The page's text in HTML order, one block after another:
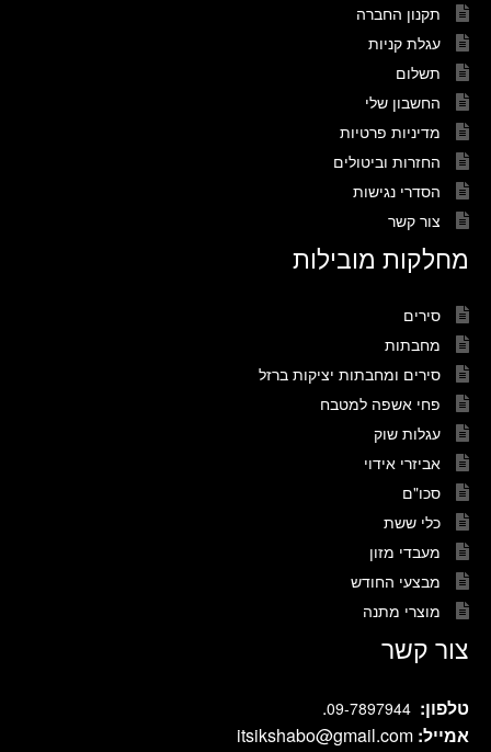
תקנון החברה
עגלת קניות
תשלום
החשבון שלי
מדיניות פרטיות
החזרות וביטולים
הסדרי נגישות
צור קשר
מחלקות מובילות
סירים
מחבתות
סירים ומחבתות יציקות ברזל
פחי אשפה למטבח
עגלות שוק
אביזרי אידוי
סכו"ם
כלי ששת
מעבדי מזון
מבצעי החודש
מוצרי מתנה
צור קשר
טלפון: 09-7897944
.
אמייל: itsikshabo@gmail.com